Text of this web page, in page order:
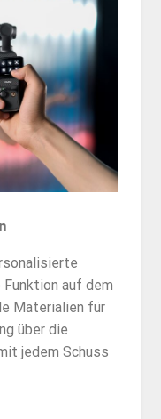
auf dem
Materialien für
über die
jedem Schuss